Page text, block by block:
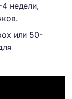
недели,
или 50-